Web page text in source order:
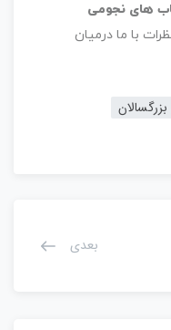
های نجومی
با ما درمیان
بعدی